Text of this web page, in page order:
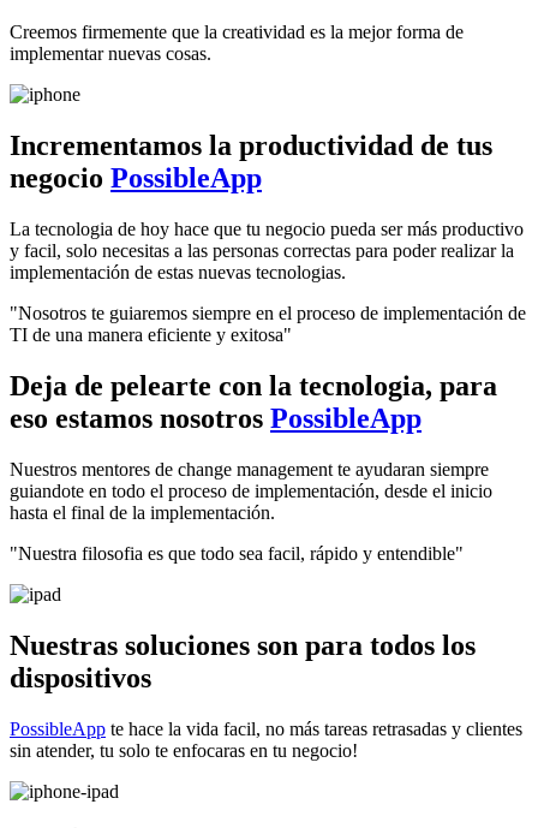
Creemos firmemente que la creatividad es la mejor forma de
implementar nuevas cosas.
Incrementamos la productividad de tus
negocio PossibleApp
La tecnologia de hoy hace que tu negocio pueda ser más productivo
y facil, solo necesitas a las personas correctas para poder realizar la
implementación de estas nuevas tecnologias.
"Nosotros te guiaremos siempre en el proceso de implementación de
TI de una manera eficiente y exitosa"
Deja de pelearte con la tecnologia, para
eso estamos nosotros PossibleApp
Nuestros mentores de change management te ayudaran siempre
guiandote en todo el proceso de implementación, desde el inicio
hasta el final de la implementación.
"Nuestra filosofia es que todo sea facil, rápido y entendible"
Nuestras soluciones son para todos los
dispositivos
PossibleApp te hace la vida facil, no más tareas retrasadas y clientes
sin atender, tu solo te enfocaras en tu negocio!